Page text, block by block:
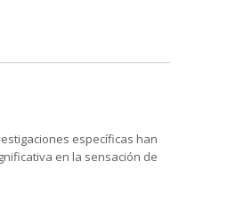
específicas han
en la sensación de